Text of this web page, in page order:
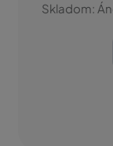
Skladom: